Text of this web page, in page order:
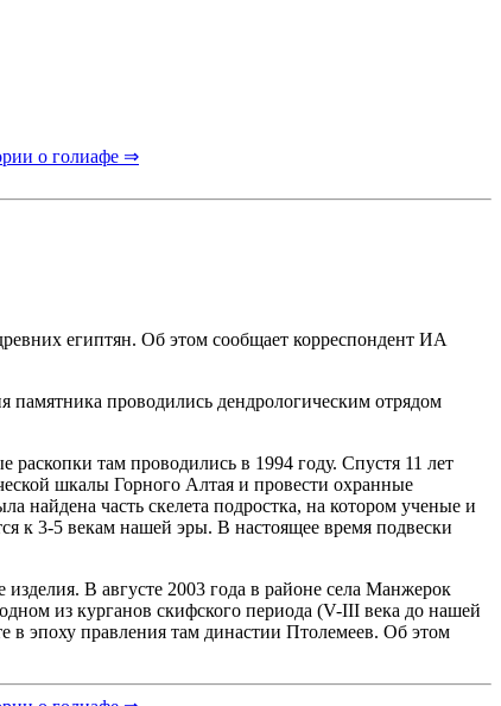
о голиафе ⇒
египтян. Об этом сообщает корреспондент ИА
памятника проводились дендрологическим отрядом
там проводились в 1994 году. Спустя 11 лет
шкалы Горного Алтая и провести охранные
найдена часть скелета подростка, на котором ученые и
к 3-5 векам нашей эры. В настоящее время подвески
В августе 2003 года в районе села Манжерок
из курганов скифского периода (V-III века до нашей
эпоху правления там династии Птолемеев. Об этом